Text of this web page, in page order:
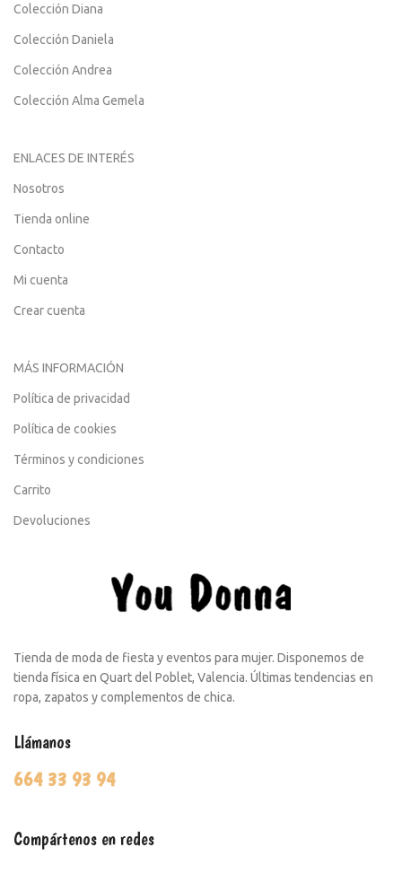
Colección Diana
Colección Daniela
Colección Andrea
Colección Alma Gemela
ENLACES DE INTERÉS
Nosotros
Tienda online
Contacto
Mi cuenta
Crear cuenta
MÁS INFORMACIÓN
Política de privacidad
Política de cookies
Términos y condiciones
Carrito
Devoluciones
Tienda de moda de fiesta y eventos para mujer. Disponemos de
tienda física en Quart del Poblet, Valencia. Últimas tendencias en
ropa, zapatos y complementos de chica.
Llámanos
664 33 93 94
Compártenos en redes